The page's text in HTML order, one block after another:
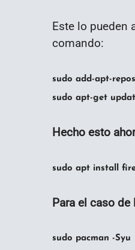
Este lo pueden
comando:
sudo add-apt-
sudo apt-get
Hecho esto
sudo apt install
Para el caso
sudo pacman -Syu